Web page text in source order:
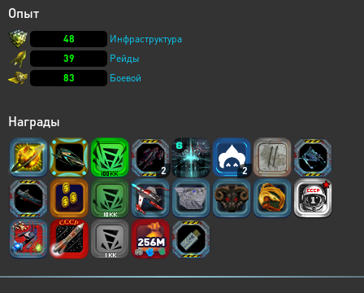
Опыт
48
Инфраструктура
39
Рейды
83
Боевой
Награды
2 2